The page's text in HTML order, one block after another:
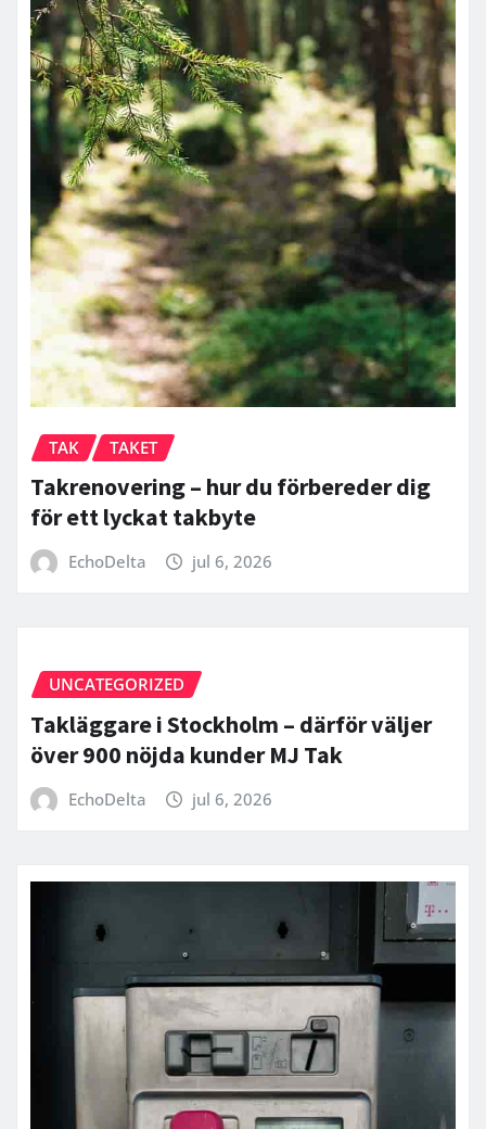
TAK TAKET
Takrenovering – hur du förbereder dig
för ett lyckat takbyte
EchoDelta jul 6, 2026
UNCATEGORIZED
Takläggare i Stockholm – därför väljer
över 900 nöjda kunder MJ Tak
EchoDelta jul 6, 2026